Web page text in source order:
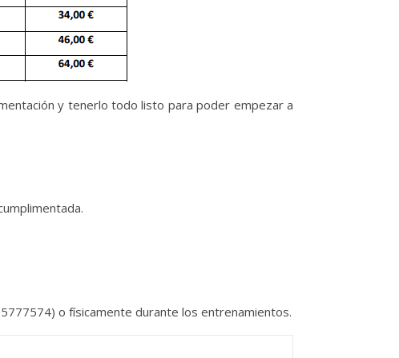
y tenerlo todo listo para poder empezar a
o físicamente durante los entrenamientos.